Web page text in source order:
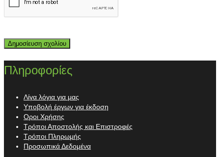
Πληροφορίες
Λίγα λόγια για μας
Υποβολή έργων για έκδοση
Οροι Χρήσης
Τρόποι Αποστολής και Επιστροφές
Τρόποι Πληρωμής
Προσωπικά Δεδομένα